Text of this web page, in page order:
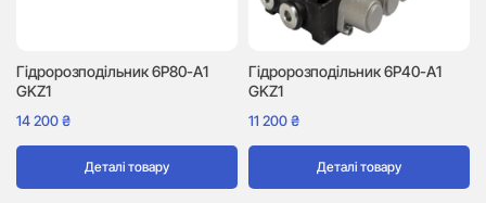
Гідророзподільник 6P80-A1
GKZ1
14 200₴
Деталі товару
Гідророзподільник 6P40-A1
GKZ1
11 200₴
Деталі товару